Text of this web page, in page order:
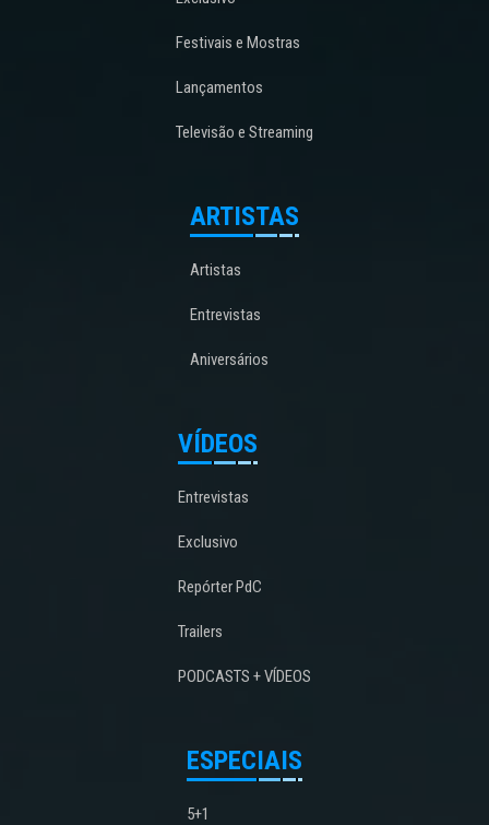
Festivais e Mostras
Lançamentos
Televisão e Streaming
ARTISTAS
Artistas
Entrevistas
Aniversários
VÍDEOS
Entrevistas
Exclusivo
Repórter PdC
Trailers
PODCASTS + VÍDEOS
ESPECIAIS
5+1